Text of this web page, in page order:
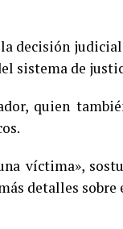
decisión
sistema de
quien
víctima»,
detalles